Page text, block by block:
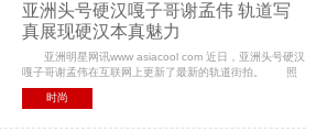
亚洲头号硬汉嘎子哥谢孟伟 轨道写
真展现硬汉本真魅力
亚洲明星网讯www asiacool com 近日，亚洲头号硬汉
嘎子哥谢孟伟在互联网上更新了最新的轨道街拍。 照
片中，他身子笔挺，目光坚定，高大威猛的身影矗立在轨
道智商，彰显着不容小觑的力量。眼神深邃而坚定
时尚